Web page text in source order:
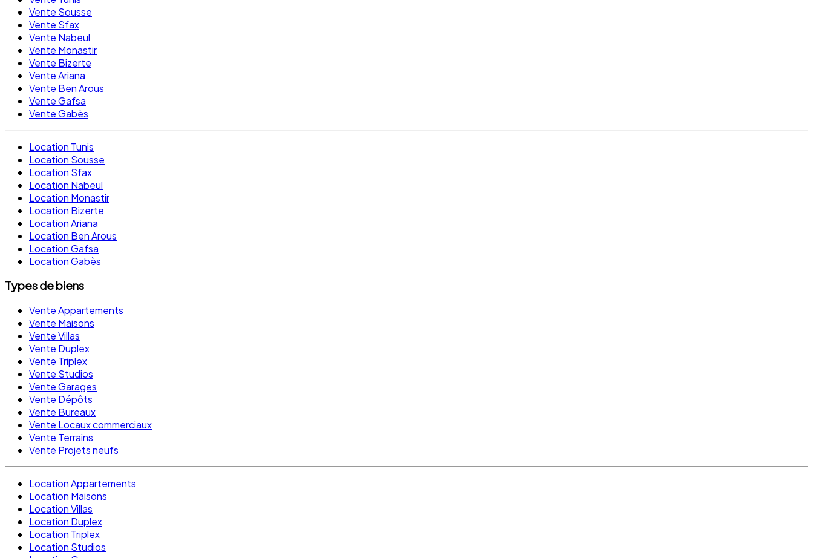
Vente Sousse
Vente Sfax
Vente Nabeul
Vente Monastir
Vente Bizerte
Vente Ariana
Vente Ben Arous
Vente Gafsa
Vente Gabès
Location Tunis
Location Sousse
Location Sfax
Location Nabeul
Location Monastir
Location Bizerte
Location Ariana
Location Ben Arous
Location Gafsa
Location Gabès
Types de biens
Vente Appartements
Vente Maisons
Vente Villas
Vente Duplex
Vente Triplex
Vente Studios
Vente Garages
Vente Dépôts
Vente Bureaux
Vente Locaux commerciaux
Vente Terrains
Vente Projets neufs
Location Appartements
Location Maisons
Location Villas
Location Duplex
Location Triplex
Location Studios